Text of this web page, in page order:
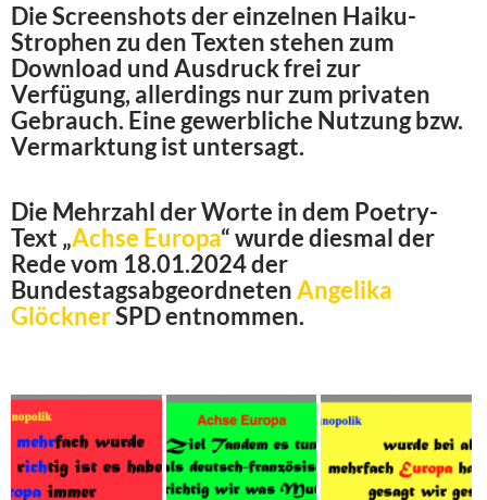
Die Screenshots der einzelnen Haiku-
Strophen zu den Texten stehen zum
Download und Ausdruck frei zur
Verfügung, allerdings nur zum privaten
Gebrauch. Eine gewerbliche Nutzung bzw.
Vermarktung ist untersagt.
Die Mehrzahl der Worte in dem Poetry-
Text „Achse Europa“ wurde diesmal der
Rede vom 18.01.2024 der
BundestagsabgeordnetenAngelika
GlöcknerSPD entnommen.